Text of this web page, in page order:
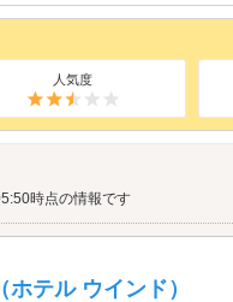
人気度
時点の情報です
テル ウインド）